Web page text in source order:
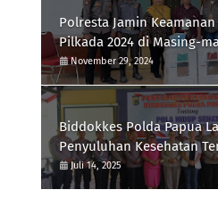
Polresta Jamin
Pilkada 2024 di Masing-
November 29, 2024
Biddokkes Polda Papua
Penyuluhan Kesehatan
Hidup Sehat Di Polres
Juli 14, 2025